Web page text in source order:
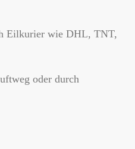
Eilkurier wie DHL, TNT,
oder durch